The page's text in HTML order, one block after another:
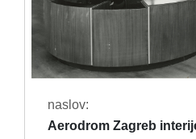
naslov:
Aerodrom Zagreb